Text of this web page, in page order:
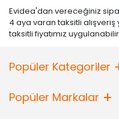
Evidea'dan vereceğiniz
4 aya varan taksitli
taksitli fiyatımız
Popüler Kategoriler
Popüler Markalar